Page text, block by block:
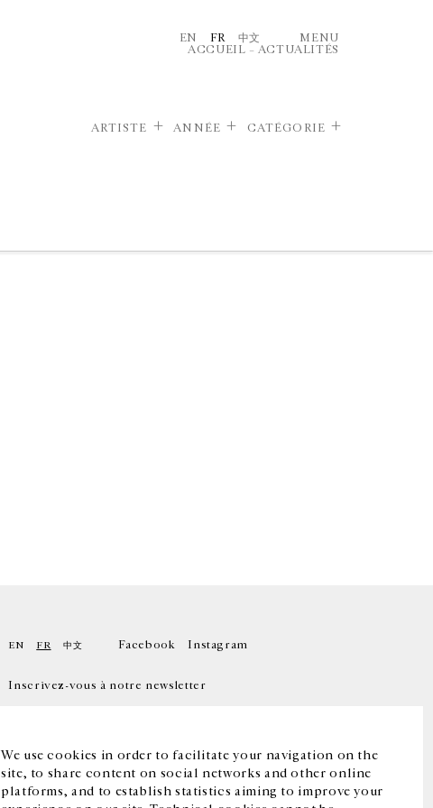
We use cookies in order to facilitate your navigation on the
site, to share content on social networks and other online
platforms, and to establish statistics aiming to improve your
EN FR 中文
MENU
ACCUEIL – ACTUALITÉS
ARTISTE ANNÉE CATÉGORIE
EN FR 中文 Facebook Instagram
Inscrivez-vous à notre newsletter